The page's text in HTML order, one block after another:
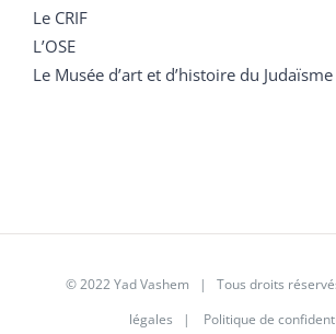
Le CRIF
L’OSE
Le Musée d’art et d’histoire du Judaïsme
© 2022 Yad Vashem | Tous droits
légales | Politique de